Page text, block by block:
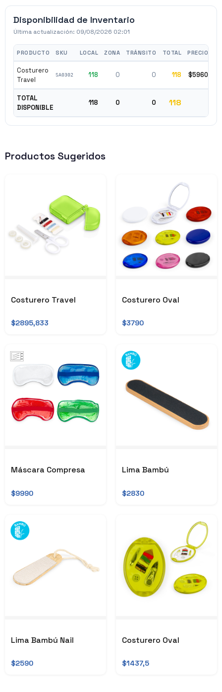
Disponibilidad de Inventario
Última actualización: 09/08/2026 02:01
PRODUCTO SKU LOCAL ZONA TRÁNSITO TOTAL PRECIO
Costurero
Travel
SA0302 118 0 0 118 $5960
TOTAL
DISPONIBLE
118 0 0 118
Productos Sugeridos
Costurero Travel
$2895,833
Costurero Oval
$3790
Máscara Compresa
$9990
Lima Bambú
$2830
Lima Bambú Nail
$2590
Costurero Oval
$1437,5